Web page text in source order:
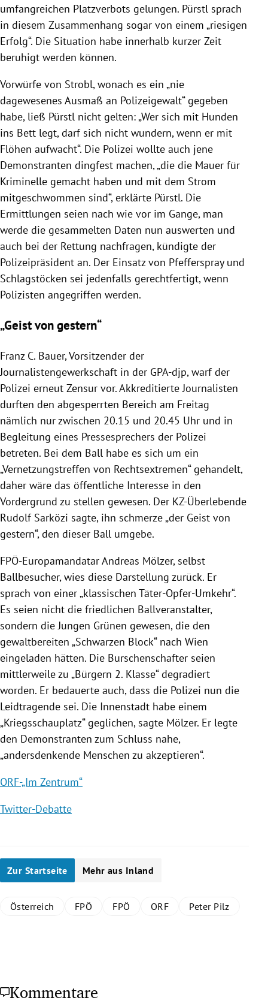
umfangreichen Platzverbots gelungen. Pürstl sprach
in diesem Zusammenhang sogar von einem „riesigen
Erfolg“. Die Situation habe innerhalb kurzer Zeit
beruhigt werden können.
Vorwürfe von Strobl, wonach es ein „nie
dagewesenes Ausmaß an Polizeigewalt“ gegeben
habe, ließ Pürstl nicht gelten: „Wer sich mit Hunden
ins Bett legt, darf sich nicht wundern, wenn er mit
Flöhen aufwacht“. Die Polizei wollte auch jene
Demonstranten dingfest machen, „die die Mauer für
Kriminelle gemacht haben und mit dem Strom
mitgeschwommen sind“, erklärte Pürstl. Die
Ermittlungen seien nach wie vor im Gange, man
werde die gesammelten Daten nun auswerten und
auch bei der Rettung nachfragen, kündigte der
Polizeipräsident an. Der Einsatz von Pfefferspray und
Schlagstöcken sei jedenfalls gerechtfertigt, wenn
Polizisten angegriffen werden.
„Geist von gestern“
Franz C. Bauer, Vorsitzender der
Journalistengewerkschaft in der GPA-djp, warf der
Polizei erneut Zensur vor. Akkreditierte Journalisten
durften den abgesperrten Bereich am Freitag
nämlich nur zwischen 20.15 und 20.45 Uhr und in
Begleitung eines Pressesprechers der Polizei
betreten. Bei dem Ball habe es sich um ein
„Vernetzungstreffen von Rechtsextremen“ gehandelt,
daher wäre das öffentliche Interesse in den
Vordergrund zu stellen gewesen. Der KZ-Überlebende
Rudolf Sarközi sagte, ihn schmerze „der Geist von
gestern“, den dieser Ball umgebe.
FPÖ-EuropamandatarAndreas Mölzer, selbst
Ballbesucher, wies diese Darstellung zurück. Er
sprach von einer „klassischen Täter-Opfer-Umkehr“.
Es seien nicht die friedlichen Ballveranstalter,
sondern die Jungen Grünen gewesen, die den
gewaltbereiten „Schwarzen Block“ nach Wien
eingeladen hätten. Die Burschenschafter seien
mittlerweile zu „Bürgern 2. Klasse“ degradiert
worden. Er bedauerte auch, dass die Polizei nun die
Leidtragende sei. Die Innenstadt habe einem
„Kriegsschauplatz“ geglichen, sagte Mölzer. Er legte
den Demonstranten zum Schluss nahe,
„andersdenkende Menschen zu akzeptieren“.
ORF-„Im Zentrum“
Twitter-Debatte
Zur Startseite Mehr aus Inland
Österreich FPÖ FPÖ ORF Peter Pilz
Kommentare